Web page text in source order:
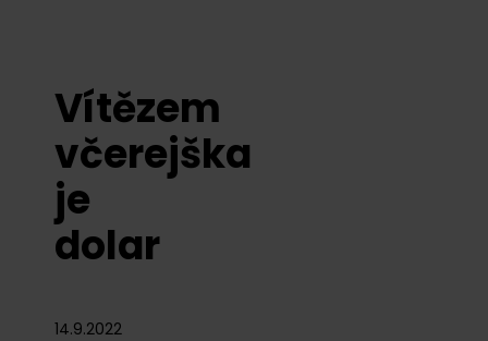
Vítězem
včerejška
je
dolar
14.9.2022